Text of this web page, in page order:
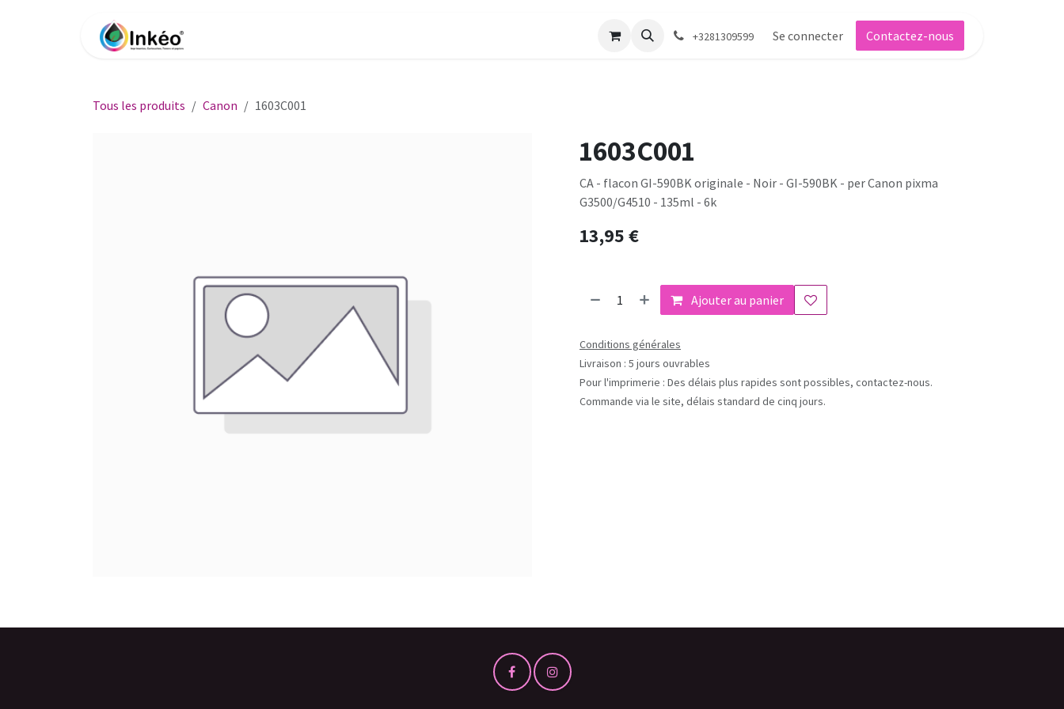
+3281309599 Se connecter Contactez-nous
Tous les produits Canon 1603C001
1603C001
CA - flacon GI-590BK originale - Noir - GI-590BK - per Canon pixma
G3500/G4510 - 135ml - 6k
13,95€
Ajouter au panier
Conditions générales
Livraison : 5 jours ouvrables
Pour l'imprimerie : Des délais plus rapides sont possibles, contactez-nous.
Commande via le site, délais standard de cinq jours.